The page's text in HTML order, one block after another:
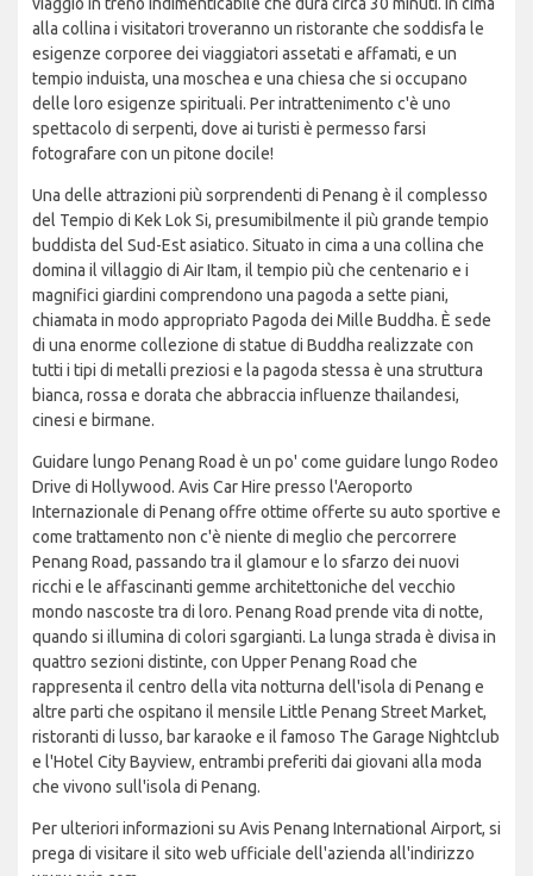
alla collina i visitatori troveranno un ristorante che soddisfa le
esigenze corporee dei viaggiatori assetati e affamati, e un
tempio induista, una moschea e una chiesa che si occupano
delle loro esigenze spirituali. Per intrattenimento c'è uno
spettacolo di serpenti, dove ai turisti è permesso farsi
fotografare con un pitone docile!
Una delle attrazioni più sorprendenti di Penang è il complesso
del Tempio di Kek Lok Si, presumibilmente il più grande tempio
buddista del Sud-Est asiatico. Situato in cima a una collina che
domina il villaggio di Air Itam, il tempio più che centenario e i
magnifici giardini comprendono una pagoda a sette piani,
chiamata in modo appropriato Pagoda dei Mille Buddha. È sede
di una enorme collezione di statue di Buddha realizzate con
tutti i tipi di metalli preziosi e la pagoda stessa è una struttura
bianca, rossa e dorata che abbraccia influenze thailandesi,
cinesi e birmane.
Guidare lungo Penang Road è un po' come guidare lungo Rodeo
Drive di Hollywood. Avis Car Hire presso l'Aeroporto
Internazionale di Penang offre ottime offerte su auto sportive e
come trattamento non c'è niente di meglio che percorrere
Penang Road, passando tra il glamour e lo sfarzo dei nuovi
ricchi e le affascinanti gemme architettoniche del vecchio
mondo nascoste tra di loro. Penang Road prende vita di notte,
quando si illumina di colori sgargianti. La lunga strada è divisa in
quattro sezioni distinte, con Upper Penang Road che
rappresenta il centro della vita notturna dell'isola di Penang e
altre parti che ospitano il mensile Little Penang Street Market,
ristoranti di lusso, bar karaoke e il famoso The Garage Nightclub
e l'Hotel City Bayview, entrambi preferiti dai giovani alla moda
che vivono sull'isola di Penang.
Per ulteriori informazioni su Avis Penang International Airport, si
prega di visitare il sito web ufficiale dell'azienda all'indirizzo